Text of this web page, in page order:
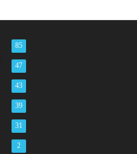
85
47
43
39
31
2